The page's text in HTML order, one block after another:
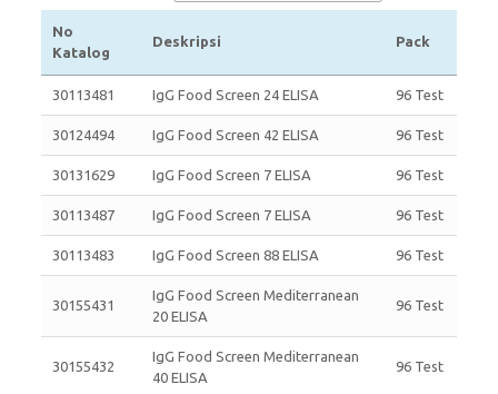
No
Katalog
Deskripsi Pack
30113481 IgG Food Screen 24 ELISA 96 Test
30124494 IgG Food Screen 42 ELISA 96 Test
30131629 IgG Food Screen 7 ELISA 96 Test
30113487 IgG Food Screen 7 ELISA 96 Test
30113483 IgG Food Screen 88 ELISA 96 Test
30155431
IgG Food Screen Mediterranean
20 ELISA
96 Test
30155432
IgG Food Screen Mediterranean
40 ELISA
96 Test